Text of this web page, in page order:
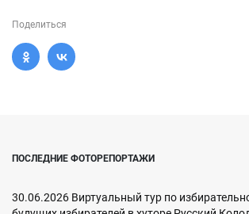
Поделиться
ПОСЛЕДНИЕ ФОТОРЕПОРТАЖИ
30.06.2026 Виртуальный тур по